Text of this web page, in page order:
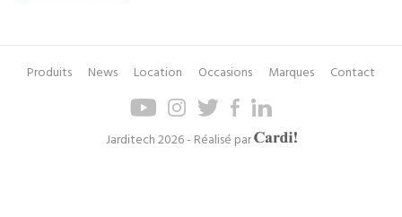
Pied
Menu
navigation
Produits News Location Occasions Marques Contact
Jarditech 2026 - Réalisé par
Axel